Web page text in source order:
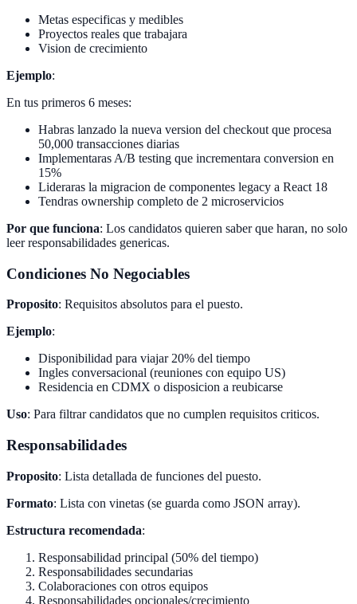
Metas especificas y medibles
Proyectos reales que trabajara
Vision de crecimiento
Ejemplo:
En tus primeros 6 meses:
Habras lanzado la nueva version del checkout que procesa
50,000 transacciones diarias
Implementaras A/B testing que incrementara conversion en
15%
Lideraras la migracion de componentes legacy a React 18
Tendras ownership completo de 2 microservicios
Por que funciona: Los candidatos quieren saber que haran, no solo
leer responsabilidades genericas.
Condiciones No Negociables
Proposito: Requisitos absolutos para el puesto.
Ejemplo:
Disponibilidad para viajar 20% del tiempo
Ingles conversacional (reuniones con equipo US)
Residencia en CDMX o disposicion a reubicarse
Uso: Para filtrar candidatos que no cumplen requisitos criticos.
Responsabilidades
Proposito: Lista detallada de funciones del puesto.
Formato: Lista con vinetas (se guarda como JSON array).
Estructura recomendada:
Responsabilidad principal (50% del tiempo)
Responsabilidades secundarias
Colaboraciones con otros equipos
Responsabilidades opcionales/crecimiento